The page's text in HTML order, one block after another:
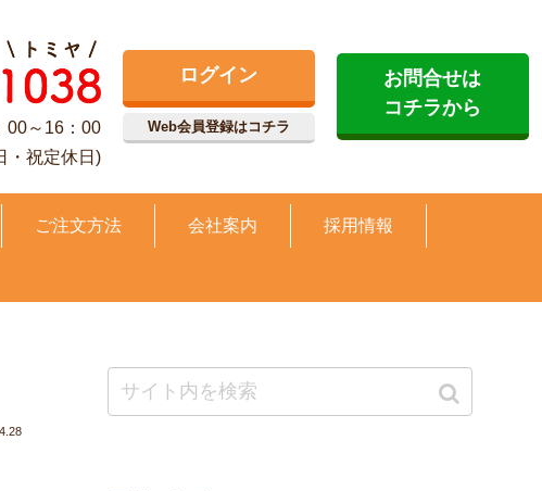
00～16：00
・祝定休日)
ログイン
Web会員登録はコチラ
お問合せは
コチラから
ご注文方法 会社案内 採用情報